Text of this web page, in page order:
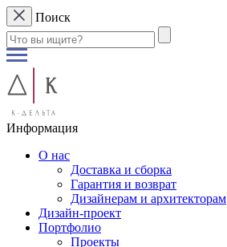
Поиск
Информация
О нас
Доставка и сборка
Гарантия и возврат
Дизайнерам и архитекторам
Дизайн-проект
Портфолио
Проекты